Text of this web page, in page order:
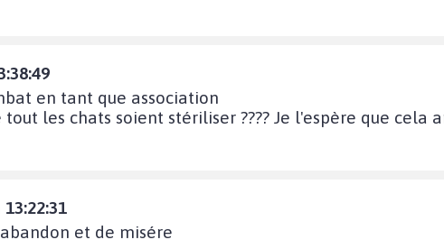
en tant que association
les chats soient stériliser ???? Je l'espère que cela
et de misére